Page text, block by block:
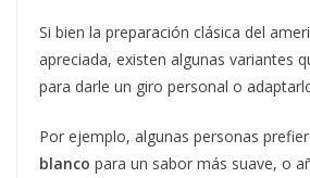
Si bien la preparación clásica del
apreciada, existen algunas variantes
para darle un giro personal o
Por ejemplo, algunas personas
blanco para un sabor más suave, o